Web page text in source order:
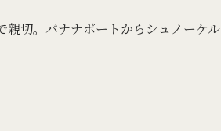
切。バナナボートからシュノーケル